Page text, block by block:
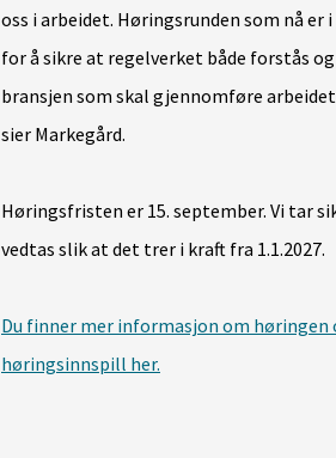
oss i arbeidet. Høringsrunden som nå
for å sikre at regelverket både forstås
bransjen som skal gjennomføre
sier Markegård.
Høringsfristen er 15. september. Vi tar
vedtas slik at det trer i kraft fra 1.1.2027.
Du finner mer informasjon om høringen
høringsinnspill her.